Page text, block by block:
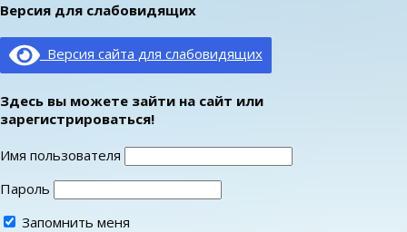
Версия для слабовидящих
Версия сайта для слабовидящих
Здесь вы можете зайти на сайт или
зарегистрироваться!
Имя пользователя
Пароль
Запомнить меня